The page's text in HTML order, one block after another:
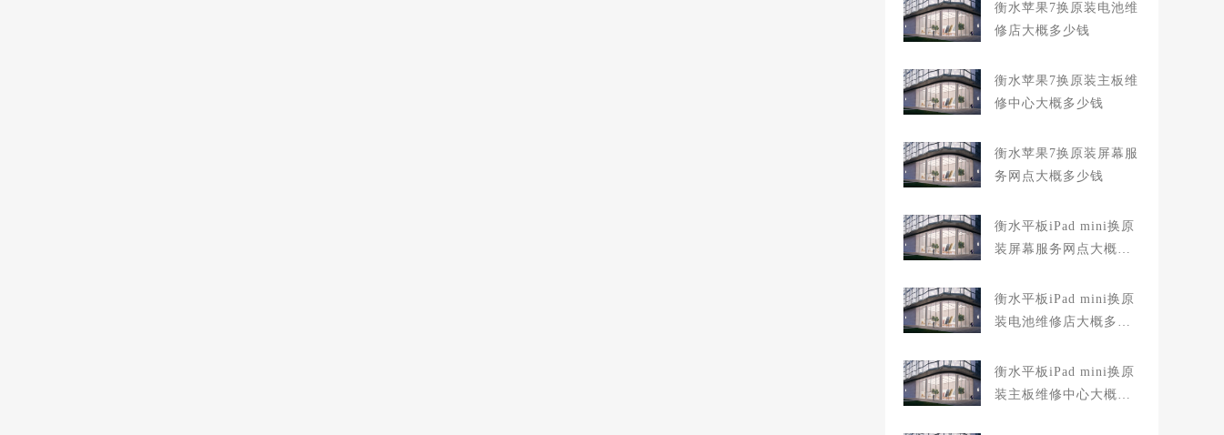
衡水苹果7换原装电池维
修店大概多少钱
衡水苹果7换原装主板维
修中心大概多少钱
衡水苹果7换原装屏幕服
务网点大概多少钱
衡水平板iPad mini换原
装屏幕服务网点大概多
衡水平板iPad mini换原
装电池维修店大概多少
衡水平板iPad mini换原
装主板维修中心大概多